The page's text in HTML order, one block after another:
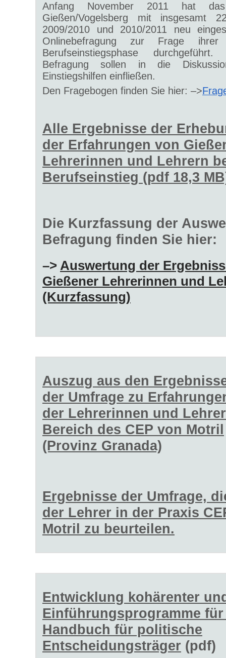
Anfang November 2011 hat
Gießen/Vogelsberg mit insgesamt
2009/2010 und 2010/2011 neu
Onlinebefragung zur Frage
Berufseinstiegsphase
Befragung sollen in die
Einstiegshilfen einfließen.
Den Fragebogen finden Sie hier: –>
Alle Ergebnisse der
der Erfahrungen von
Lehrerinnen und Lehrern
Berufseinstieg (pdf 18,3
Die Kurzfassung der
Befragung finden Sie hier:
–> Auswertung der
Gießener Lehrerinnen und
(Kurzfassung)
Auszug aus den
der Umfrage zu
der Lehrerinnen und
Bereich des CEP von Motril
(Provinz Granada)
Ergebnisse der Umfrage,
der Lehrer in der Praxis
Motril zu beurteilen.
Entwicklung kohärenter
Einführungsprogramme
Handbuch für politische
Entscheidungsträger (pdf)